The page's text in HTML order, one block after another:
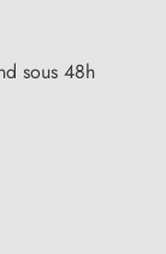
sous 48h